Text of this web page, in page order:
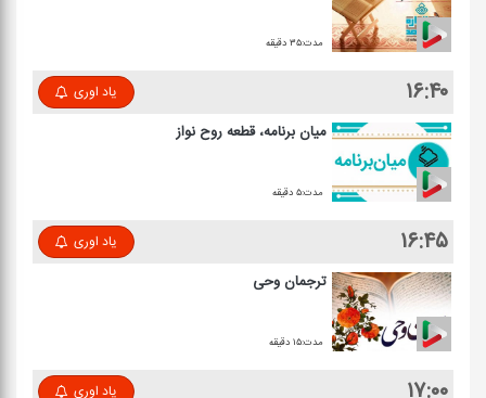
مدت:۳۵ دقیقه
۱۶:۴۰ یاد اوری
میان برنامه، قطعه روح نواز
مدت:۵ دقیقه
۱۶:۴۵ یاد اوری
ترجمان وحی
مدت:۱۵ دقیقه
یاد اوری